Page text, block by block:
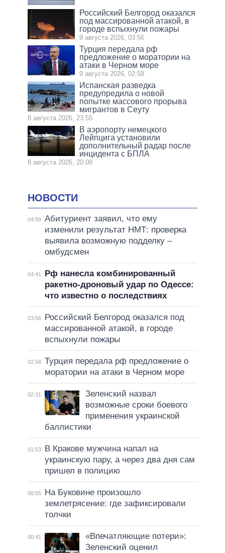
Российский Белгород оказался
под массированной атакой, в
городе вспыхнули пожары
9 августа 2026, 03:56
Турция передала рф
предложение о моратории на
атаки в Черном море
9 августа 2026, 02:58
Испанская разведка
предупредила о новой
попытке массового прорыва
мигрантов в Сеуту
8 августа 2026, 23:55
В аэропорту немецкого
Лейпцига установили
дополнительный радар после
инцидента с БПЛА
8 августа 2026, 20:08
НОВОСТИ
04:59 Абитуриент заявил, что ему
изменили результат НМТ: проверка
выявила возможную подделку –
омбудсмен
04:41
Рф нанесла комбинированный
ракетно-дроновый удар по Одессе:
что известно о последствиях
03:56
Российский Белгород оказался под
массированной атакой, в городе
вспыхнули пожары
02:58 Турция передала рф предложение о
моратории на атаки в Черном море
02:31
Зеленский назвал
возможные сроки боевого
применения украинской
баллистики
01:53
В Кракове мужчина напал на
украинскую пару, а через два дня сам
пришел в полицию
00:55
На Буковине произошло
землетрясение: где зафиксировали
толчки
00:41
«Впечатляющие потери»:
Зеленский оценил